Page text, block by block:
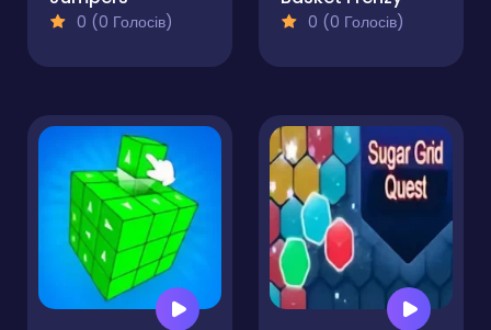
0 (0 Голосів) 0 (0 Голосів)